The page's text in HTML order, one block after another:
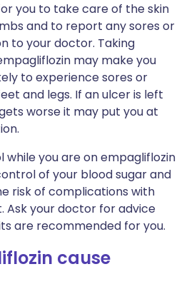
you to take care of the skin
and to report any sores or
to your doctor. Taking
may make you
to experience sores or
and legs. If an ulcer is left
worse it may put you at
while you are on empagliflozin
of your blood sugar and
risk of complications with
Ask your doctor for advice
are recommended for you.
cause